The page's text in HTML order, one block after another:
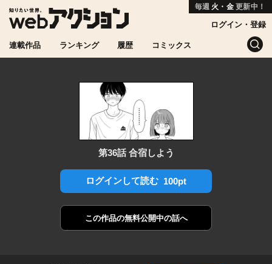
毎週 火・金 更新中！
連載作品 ランキング 履歴 コミックス
ログイン・登録
第36話 合宿しよう
ログインして読む 100pt
この作品の無料公開中の話へ